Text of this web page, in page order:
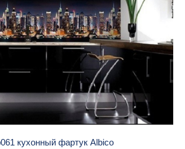
кухонный фартук Albico